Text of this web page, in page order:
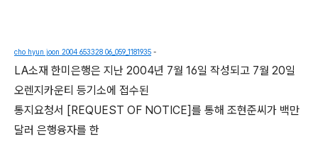
cho hyun joon 2004 653328 06_059_1181935 -
LA소재 한미은행은 지난 2004년 7월 16일 작성되고 7월 20일
오렌지카운티 등기소에 접수된
통지요청서 [REQUEST OF NOTICE]를 통해 조현준씨가 백만
달러 은행융자를 한